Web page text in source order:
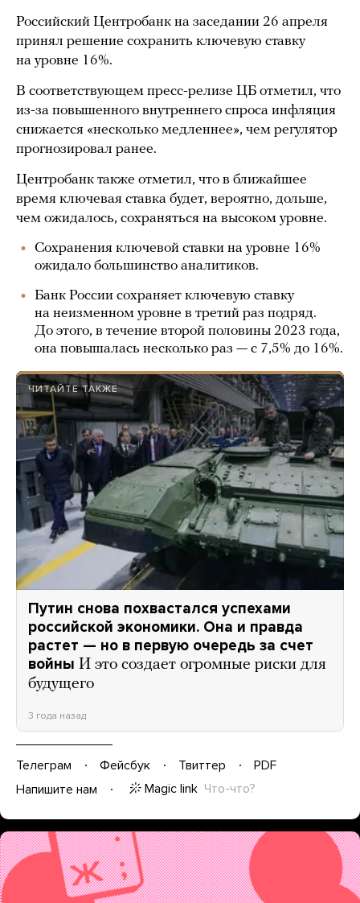
Российский Центробанк на заседании 26 апреля
принял решение сохранить ключевую ставку
на уровне 16%.
В соответствующем пресс-релизе ЦБ отметил, что
из-за повышенного внутреннего спроса инфляция
снижается «несколько медленнее», чем регулятор
прогнозировал ранее.
Центробанк также отметил, что в ближайшее
время ключевая ставка будет, вероятно, дольше,
чем ожидалось, сохраняться на высоком уровне.
Сохранения ключевой ставки на уровне 16%
ожидало большинство аналитиков.
Банк России сохраняет ключевую ставку
на неизменном уровне в третий раз подряд.
До этого, в течение второй половины 2023 года,
она повышалась несколько раз — с 7,5% до 16%.
ЧИТАЙТЕ ТАКЖЕ
Путин снова похвастался успехами
российской экономики. Она и правда
растет — но в первую очередь за счет
войны И это создает огромные риски для
будущего
3 года назад
Телеграм Фейсбук Твиттер
PDF
Напишите нам
Magic link Что-что?